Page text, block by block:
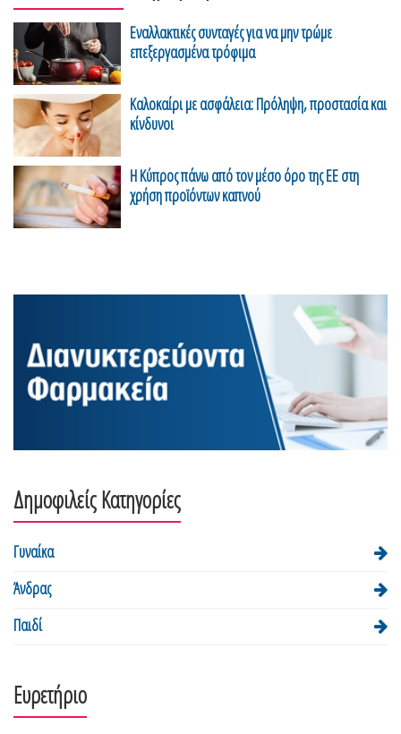
Εναλλακτικές συνταγές για να μην τρώμε
επεξεργασμένα τρόφιμα
Καλοκαίρι με ασφάλεια: Πρόληψη, προστασία και
κίνδυνοι
Η Κύπρος πάνω από τον μέσο όρο της ΕΕ στη
χρήση προϊόντων καπνού
Δημοφιλείς Κατηγορίες
Γυναίκα
Άνδρας
Παιδί
Ευρετήριο